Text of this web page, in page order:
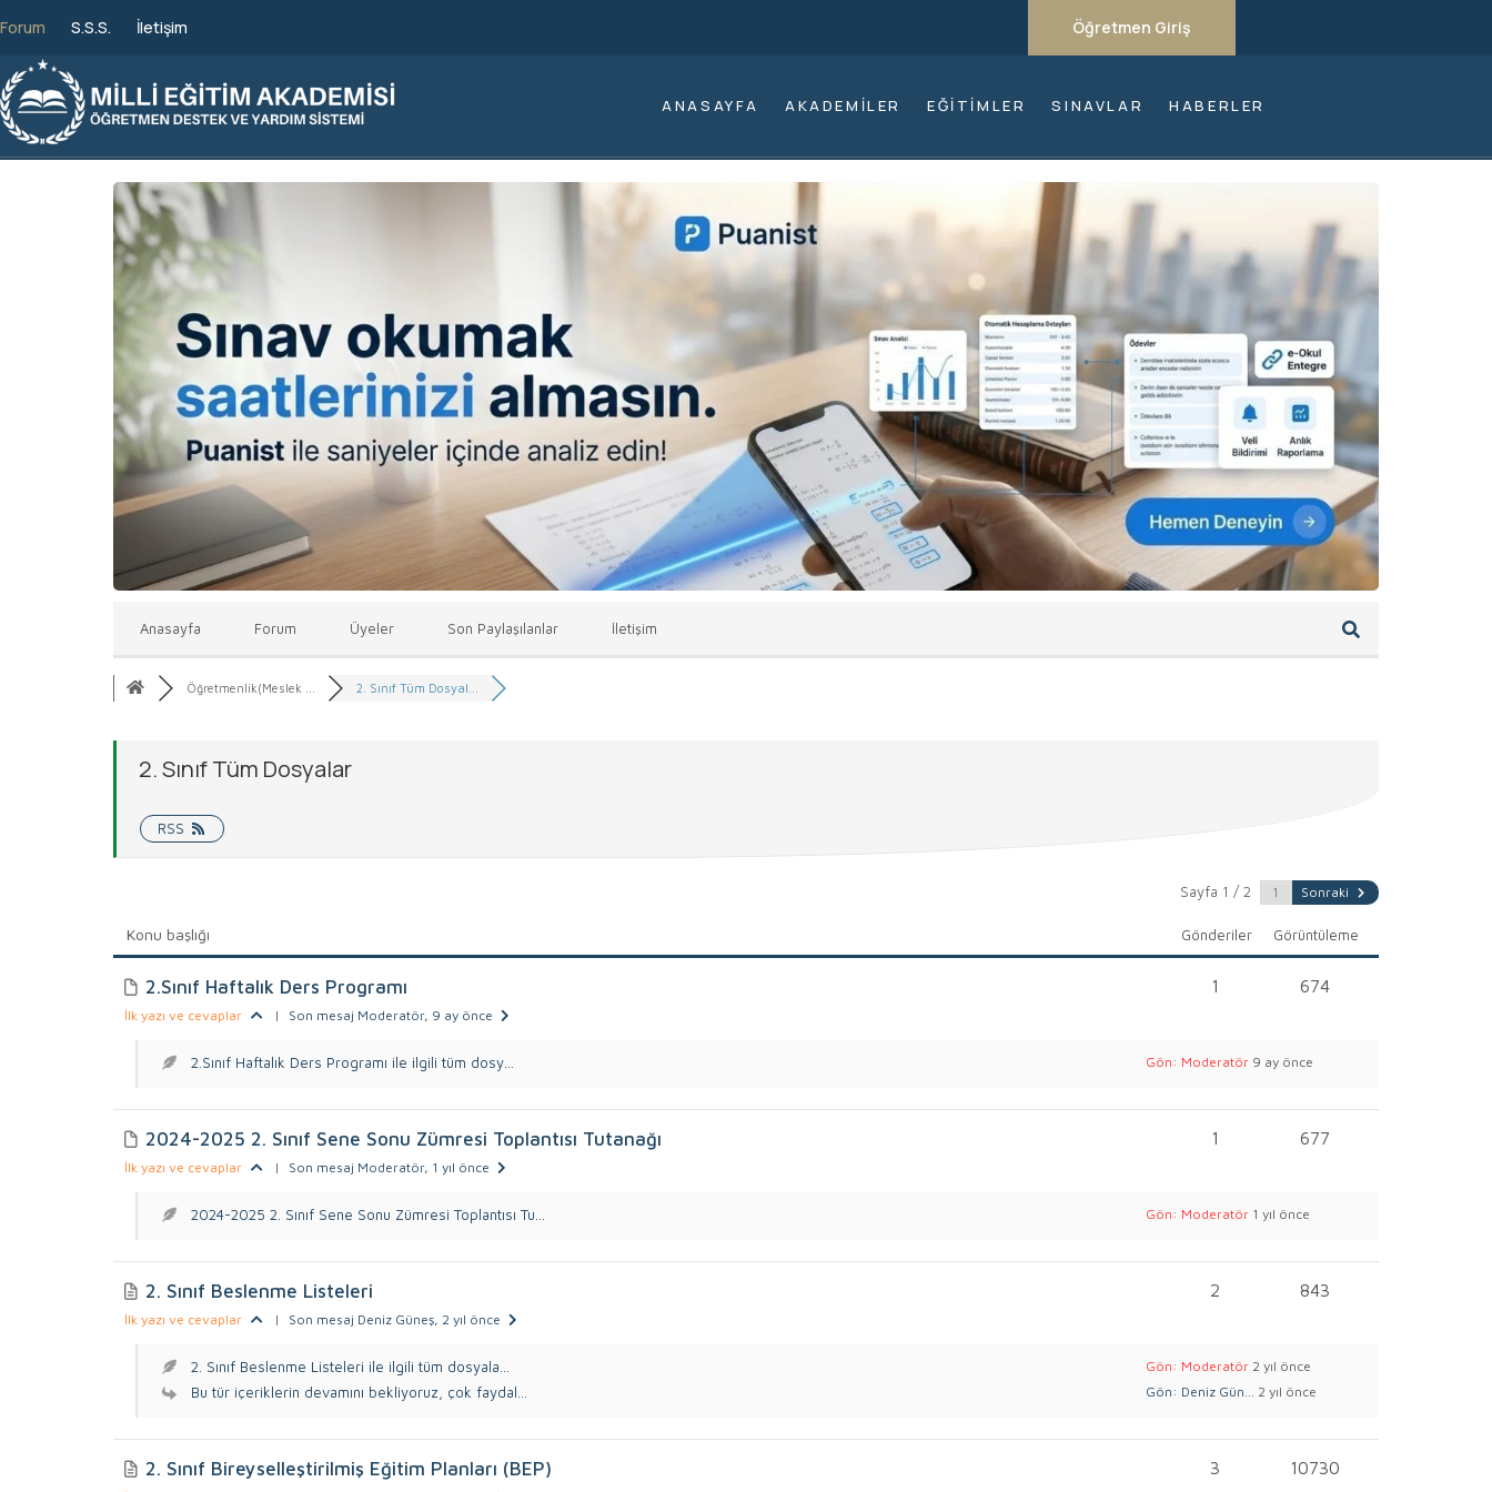
Forum S.S.S. İletişim Öğretmen Giriş
ANASAYFA AKADEMILER EĞITIMLER SINAVLAR HABERLER
Anasayfa Forum Üyeler Son Paylaşılanlar İletişim
Öğretmenlik(Meslek ... 2. Sınıf Tüm Dosyal...
2. Sınıf Tüm Dosyalar
RSS
Sayfa 1 / 2 Sonraki
Konu başlığı Görüntüleme
Gönderiler
2.Sınıf Haftalık Ders Programı
İlk yazı ve cevaplar | Son mesaj Moderatör, 9 ay önce
674
1
2.Sınıf Haftalık Ders Programı ile ilgili tüm dosy... Gön: Moderatör 9 ay önce
2024-2025 2. Sınıf Sene Sonu Zümresi Toplantısı Tutanağı
İlk yazı ve cevaplar | Son mesaj Moderatör, 1 yıl önce
677
1
2024-2025 2. Sınıf Sene Sonu Zümresi Toplantısı Tu... Gön: Moderatör 1 yıl önce
2. Sınıf Beslenme Listeleri
İlk yazı ve cevaplar | Son mesaj Deniz Güneş, 2 yıl önce
843
2
2. Sınıf Beslenme Listeleri ile ilgili tüm dosyala... Gön: Moderatör 2 yıl önce
Bu tür içeriklerin devamını bekliyoruz, çok faydal... Gön: Deniz Gün... 2 yıl önce
2. Sınıf Bireyselleştirilmiş Eğitim Planları (BEP) 10730
3